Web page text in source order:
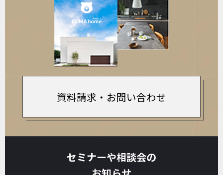
資料請求・お問い合わせ
セミナーや相談会の